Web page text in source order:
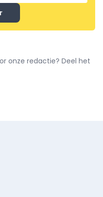
onze redactie? Deel het